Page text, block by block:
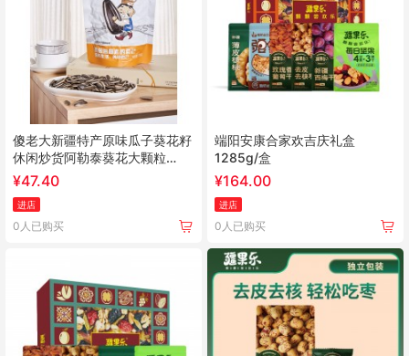
傻老大新疆特产原味瓜子葵花籽
休闲炒货阿勒泰葵花大颗粒
178g 原味178g*3袋
¥47.40
进店
0人已购买
端阳安康合家欢吉庆礼盒
1285g/盒
¥164.00
进店
0人已购买